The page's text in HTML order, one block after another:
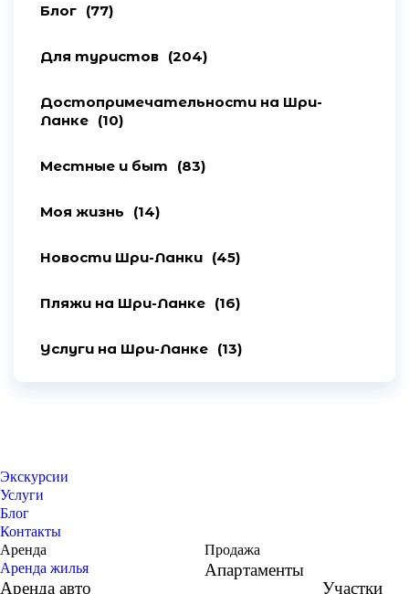
Блог (77)
Для туристов (204)
Достопримечательности на Шри-
Ланке (10)
Местные и быт (83)
Моя жизнь (14)
Новости Шри-Ланки (45)
Пляжи на Шри-Ланке (16)
Услуги на Шри-Ланке (13)
Экскурсии
Услуги
Блог
Контакты
Аренда
Аренда жилья
Аренда авто
Продажа
Апартаменты
Участки